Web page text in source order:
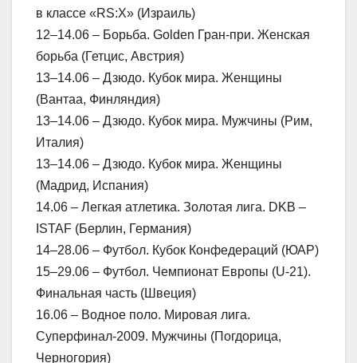
в классе «RS:X» (Израиль)
12–14.06 – Борьба. Golden Гран-при. Женская
борьба (Гетцис, Австрия)
13–14.06 – Дзюдо. Кубок мира. Женщины
(Вантаа, Финляндия)
13–14.06 – Дзюдо. Кубок мира. Мужчины (Рим,
Италия)
13–14.06 – Дзюдо. Кубок мира. Женщины
(Мадрид, Испания)
14.06 – Легкая атлетика. Золотая лига. DKB –
ISTAF (Берлин, Германия)
14–28.06 – Футбол. Кубок Конфедераций (ЮАР)
15–29.06 – Футбол. Чемпионат Европы (U-21).
Финальная часть (Швеция)
16.06 – Водное поло. Мировая лига.
Суперфинал-2009. Мужчины (Погдорица,
Черногория)